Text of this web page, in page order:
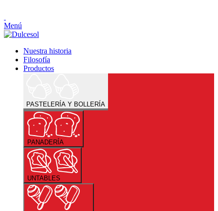
Menú
Nuestra historia
Filosofía
Productos
PASTELERÍA Y BOLLERÍA
PANADERÍA
UNTABLES